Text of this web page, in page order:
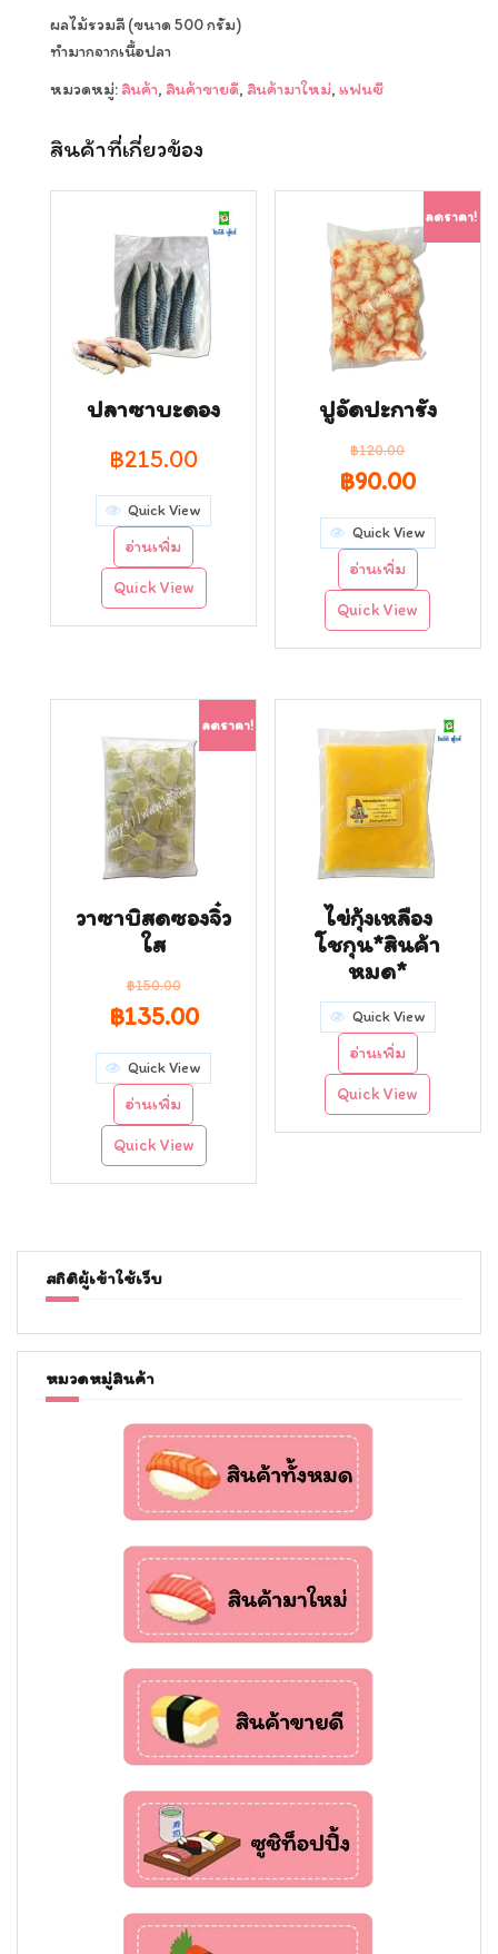
price
was:
฿79.00.
price
is:
฿75.00.
ผลไม้รวมสี (ขนาด 500 กรัม)
ทำมากจากเนื้อปลา
หมวดหมู่:สินค้า, สินค้าขายดี, สินค้ามาใหม่, แฟนซี
สินค้าที่เกี่ยวข้อง
ปลาซาบะดอง
฿215.00
Quick View
อ่านเพิ่ม
Quick View
ลดราคา!
ปูอัดปะการัง
฿120.00
Original
price
was:
฿120.00.
฿90.00
price
is:
฿90.00.
Quick View
อ่านเพิ่ม
Quick View
ลดราคา!
วาซาบิสดซองจิ๋ว
ใส
฿150.00
Original
price
was:
฿150.00.
฿135.00Current
price
is:
฿135.00.
Quick View
อ่านเพิ่ม
Quick View
ไข่กุ้งเหลือง
โชกุน*สินค้า
หมด*
Quick View
อ่านเพิ่ม
Quick View
สถิติผู้เข้าใช้เว็บ
หมวดหมู่สินค้า